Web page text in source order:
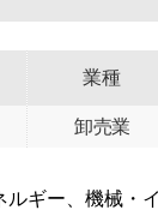
業種
卸売業
ギー、機械・